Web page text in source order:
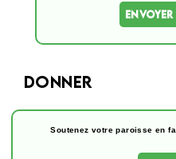
Donner
Soutenez votre paroisse en